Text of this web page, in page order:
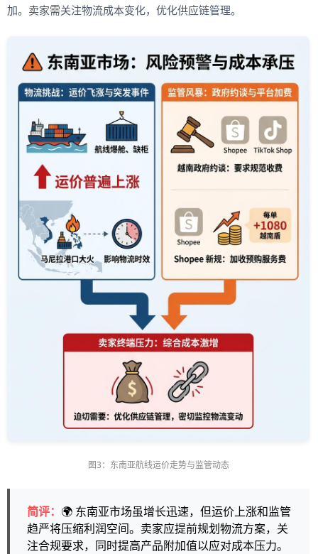
加。卖家需关注物流成本变化，优化供应链管理。
图3：东南亚航线运价走势与监管动态
简评： 🌍 东南亚市场虽增长迅速，但运价上涨和监管
趋严将压缩利润空间。卖家应提前规划物流方案，关
注合规要求，同时提高产品附加值以应对成本压力。